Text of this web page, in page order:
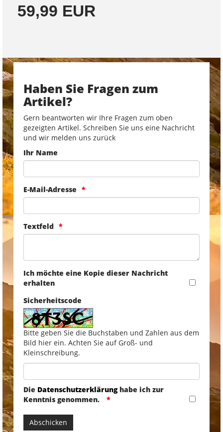
59,99 EUR
Haben Sie Fragen zum
Artikel?
Gern beantworten wir Ihre Fragen zum oben
gezeigten Artikel. Schreiben Sie uns eine Nachricht
und wir melden uns zurück
Ihr Name
E-Mail-Adresse
Textfeld
Ich möchte eine Kopie dieser Nachricht
erhalten
Sicherheitscode
Bitte geben Sie die Buchstaben und Zahlen aus dem
Bild hier ein. Achten Sie auf Groß- und
Kleinschreibung.
Die Datenschutzerklärunghabe ich zur
Kenntnis genommen.
Abschicken